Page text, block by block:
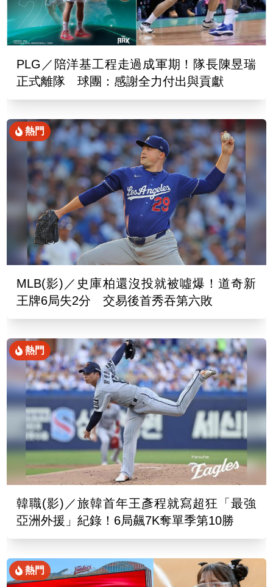
PLG／陪洋基工程走過成軍期！隊長陳昱瑞
正式離隊 球團：感謝全力付出與貢獻
熱門
MLB(影)／史庫柏還沒投就被噓爆！道奇新
王牌6局失2分 交易後首秀吞第六敗
熱門
韓職(影)／旅韓首年王彥程就寫超狂「最強
亞洲外援」紀錄！6局飆7K奪單季第10勝
熱門